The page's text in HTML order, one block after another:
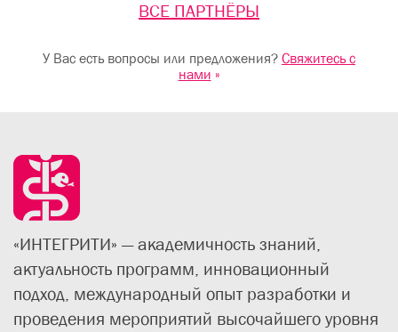
ВСЕ ПАРТНЁРЫ
У Вас есть вопросы или предложения? Свяжитесь с
нами »
«ИНТЕГРИТИ» — академичность знаний,
актуальность программ, инновационный
подход, международный опыт разработки и
проведения мероприятий высочайшего уровня